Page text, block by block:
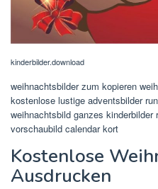
kinderbilder.download
weihnachtsbilder zum kopieren
kostenlose lustige adventsbilder
weihnachtsbild ganzes
vorschaubild calendar kort
Kostenlose
Ausdrucken